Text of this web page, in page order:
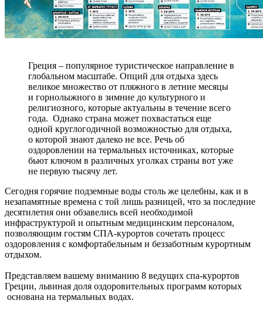
Греция – популярное туристическое направление в
глобальном масштабе. Опций для отдыха здесь
великое множество от пляжного в летние месяцы
и горнолыжного в зимние до культурного и
религиозного, которые актуальны в течение всего
года. Однако страна может похвастаться еще
одной круглогодичной возможностью для отдыха,
о которой знают далеко не все. Речь об
оздоровлении на термальных источниках, которые
бьют ключом в различных уголках страны вот уже
не первую тысячу лет.
Сегодня горячие подземные воды столь же целебны, как и в
незапамятные времена с той лишь разницей, что за последние
десятилетия они обзавелись всей необходимой
инфраструктурой и опытным медицинским персоналом,
позволяющим гостям СПА-курортов сочетать процесс
оздоровления с комфортабельным и беззаботным курортным
отдыхом.
Представляем вашему вниманию 8 ведущих спа-курортов
Греции, львиная доля оздоровительных программ которых
основана на термальных водах.